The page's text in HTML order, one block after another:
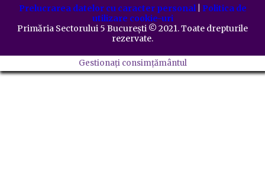
Prelucrarea datelor cu caracter personal| Politica de
utilizare cookie-uri
Primăria Sectorului 5 București ©️ 2021. Toate drepturile
rezervate.
Gestionați consimțământul